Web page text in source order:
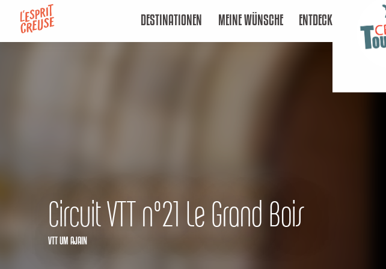
contenu
DESTINATIONEN MEINE WÜNSCHE ENTDECKEN
Circuit VTT n°21 Le Grand Bois
VTTUM AJAIN